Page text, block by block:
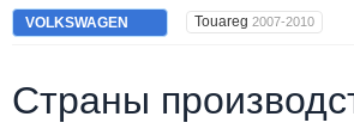
VOLKSWAGEN Touareg 2007-2010
Страны